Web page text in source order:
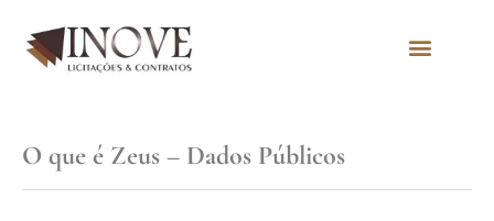
O que é Zeus – Dados Públicos